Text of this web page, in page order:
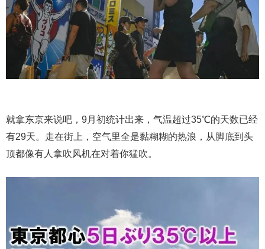
就拿东京来说吧，9月初统计出来，气温超过35℃的天数已经
有29天。走在街上，空气里全是黏糊糊的热浪，从脚底到头
顶都像有人拿吹风机在对着你猛吹。